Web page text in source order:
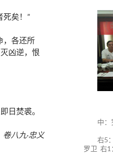
死矣！”
，各还所
凶逆，恨
日焚裘。
八九·忠义
中：
右5
罗卫 右1